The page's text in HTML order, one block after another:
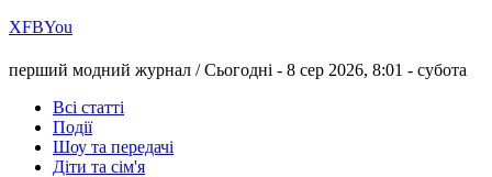
ХFBYou
перший модний журнал /Сьогодні - 8 сер 2026, 8:01 - субота
Всі статті
Події
Шоу та передачі
Діти та сім'я